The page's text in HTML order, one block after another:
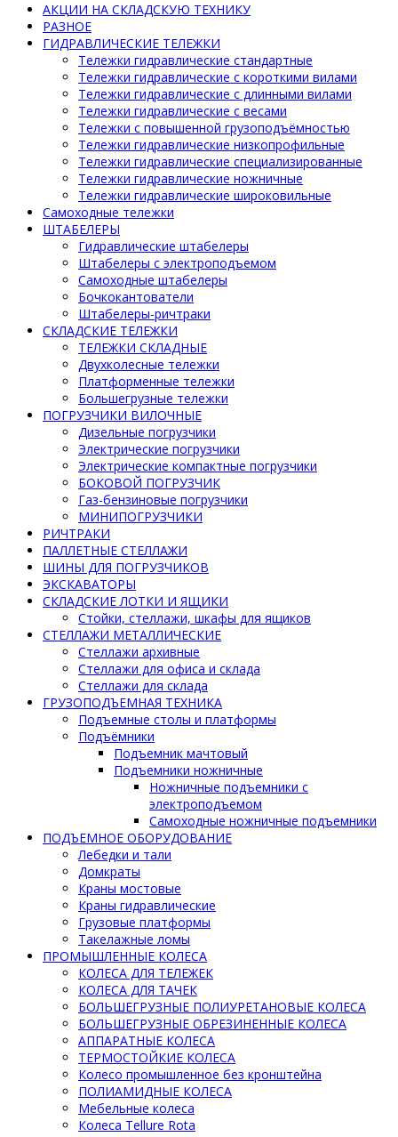
АКЦИИ НА СКЛАДСКУЮ ТЕХНИКУ
РАЗНОЕ
ГИДРАВЛИЧЕСКИЕ ТЕЛЕЖКИ
Тележки гидравлические стандартные
Тележки гидравлические с короткими вилами
Тележки гидравлические с длинными вилами
Тележки гидравлические с весами
Тележки с повышенной грузоподъёмностью
Тележки гидравлические низкопрофильные
Тележки гидравлические специализированные
Тележки гидравлические ножничные
Тележки гидравлические широковильные
Самоходные тележки
ШТАБЕЛЕРЫ
Гидравлические штабелеры
Штабелеры с электроподъемом
Самоходные штабелеры
Бочкокантователи
Штабелеры-ричтраки
СКЛАДСКИЕ ТЕЛЕЖКИ
ТЕЛЕЖКИ СКЛАДНЫЕ
Двухколесные тележки
Платформенные тележки
Большегрузные тележки
ПОГРУЗЧИКИ ВИЛОЧНЫЕ
Дизельные погрузчики
Электрические погрузчики
Электрические компактные погрузчики
БОКОВОЙ ПОГРУЗЧИК
Газ-бензиновые погрузчики
МИНИПОГРУЗЧИКИ
РИЧТРАКИ
ПАЛЛЕТНЫЕ СТЕЛЛАЖИ
ШИНЫ ДЛЯ ПОГРУЗЧИКОВ
ЭКСКАВАТОРЫ
СКЛАДСКИЕ ЛОТКИ И ЯЩИКИ
Стойки, стеллажи, шкафы для ящиков
СТЕЛЛАЖИ МЕТАЛЛИЧЕСКИЕ
Стеллажи архивные
Стеллажи для офиса и склада
Стеллажи для склада
ГРУЗОПОДЪЕМНАЯ ТЕХНИКА
Подъемные столы и платформы
Подъёмники
Подъемник мачтовый
Подъемники ножничные
Ножничные подъемники с
электроподъемом
Самоходные ножничные подъемники
ПОДЪЕМНОЕ ОБОРУДОВАНИЕ
Лебедки и тали
Домкраты
Краны мостовые
Краны гидравлические
Грузовые платформы
Такелажные ломы
ПРОМЫШЛЕННЫЕ КОЛЕСА
КОЛЕСА ДЛЯ ТЕЛЕЖЕК
КОЛЕСА ДЛЯ ТАЧЕК
БОЛЬШЕГРУЗНЫЕ ПОЛИУРЕТАНОВЫЕ КОЛЕСА
БОЛЬШЕГРУЗНЫЕ ОБРЕЗИНЕННЫЕ КОЛЕСА
АППАРАТНЫЕ КОЛЕСА
ТЕРМОСТОЙКИЕ КОЛЕСА
Колесо промышленное без кронштейна
ПОЛИАМИДНЫЕ КОЛЕСА
Мебельные колеса
Колеса Tellure Rota